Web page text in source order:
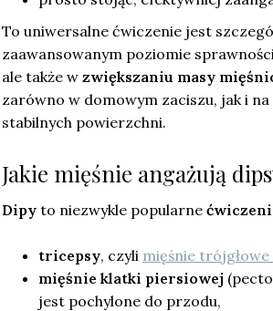
To uniwersalne ćwiczenie jest
zaawansowanym poziomie
ale także w zwiększaniu masy
zarówno w domowym zaciszu, jak i
stabilnych powierzchni.
Jakie mięśnie angażują
Dipy to niezwykle popularne
tricepsy, czyli mięśnie
mięśnie klatki piersiowej
jest pochylone do przodu,